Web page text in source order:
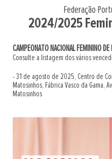
Federação
2024/2025
CAMPEONATO NACIONAL FEMININO
Consulte a listagem dos vários
- 31 de agosto de 2025, Centro de
Matosinhos, Fábrica Vasco da Gama,
Matosinhos